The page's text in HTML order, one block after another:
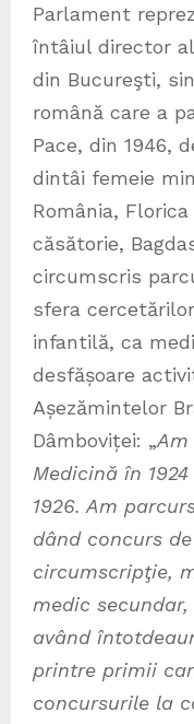
Parlament
întâiul director
din Bucureşti,
română care a
Pace, din 1946,
dintâi femeie
România,
căsătorie,
circumscris
sfera
infantilă, ca
desfășoare
Așezămintelor
Dâmboviței: „Am
Medicină în
1926. Am
dând concurs
circumscripţie,
medic
având
printre primii
concursurile la